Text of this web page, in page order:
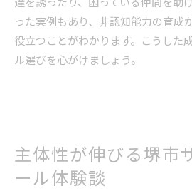
った実例もあり、非認知能力の育成
役立つことがわかります。こうした
ル選びを心がけましょう。
主体性が伸びる堺市
ール体験談